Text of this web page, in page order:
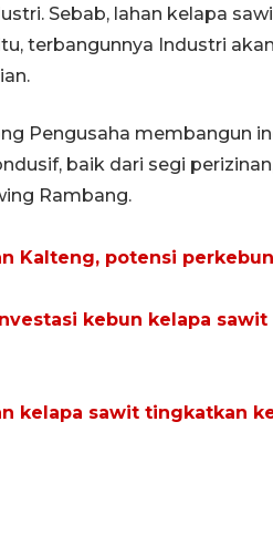
Sebab, lahan kelapa
terbangunnya Industri
Pengusaha membangun
baik dari segi
Rambang.
Kalteng, potensi
kebun kelapa
kelapa sawit tingkatkan
kemarau